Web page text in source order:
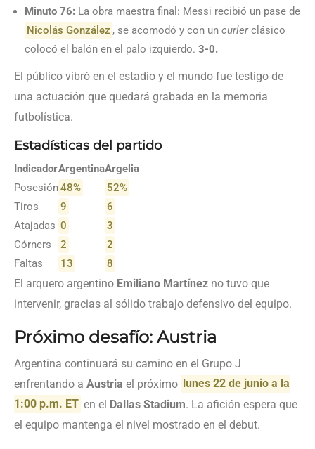
Minuto 76: La obra maestra final: Messi recibió un pase de
Nicolás González , se acomodó y con un curlerclásico
colocó el balón en el palo izquierdo. 3-0.
El público vibró en el estadio y el mundo fue testigo de
una actuación que quedará grabada en la memoria
futbolística.
Estadísticas del partido
IndicadorArgentinaArgelia
Posesión48%
52%
Tiros
9
6
Atajadas 0
3
Córners
2
2
Faltas
13 8
El arquero argentino Emiliano Martínez no tuvo que
intervenir, gracias al sólido trabajo defensivo del equipo.
Próximo desafío: Austria
Argentina continuará su camino en el Grupo J
enfrentando a Austria el próximo lunes 22 de junio a la
1:00 p.m. ET en el Dallas Stadium. La afición espera que
el equipo mantenga el nivel mostrado en el debut.